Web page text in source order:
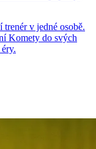
v jedné osobě.
Komety do svých